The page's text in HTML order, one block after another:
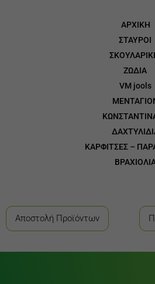
ΑΡΧΙΚΗ
ΣΤΑΥΡΟΙ
ΖΩΔΙΑ
VM jools
ΚΑΡΦΙΤΣΕΣ –
Αποστολή Προϊόντων